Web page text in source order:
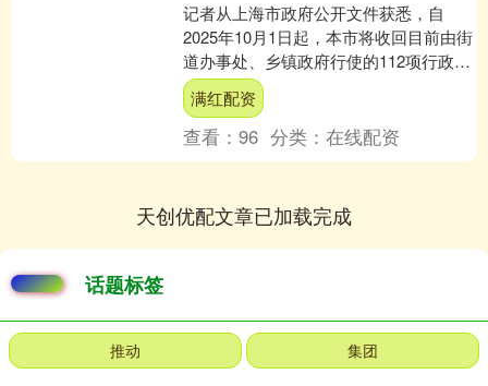
记者从上海市政府公开文件获悉，自
2025年10月1日起，本市将收回目前由街
道办事处、乡镇政府行使的112项行政执
法事项。其中，与住宅小区管理、市民
居住权益息息相....
满红配资
查看：96 分类：在线配资
天创优配文章已加载完成
话题标签
推动 集团